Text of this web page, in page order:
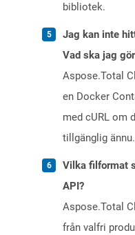
bibliotek.
Jag kan inte
Vad ska jag
Aspose.Total
en Docker
med cURL om
tillgänglig ännu.
Vilka filformat
API?
Aspose.Total
från valfri